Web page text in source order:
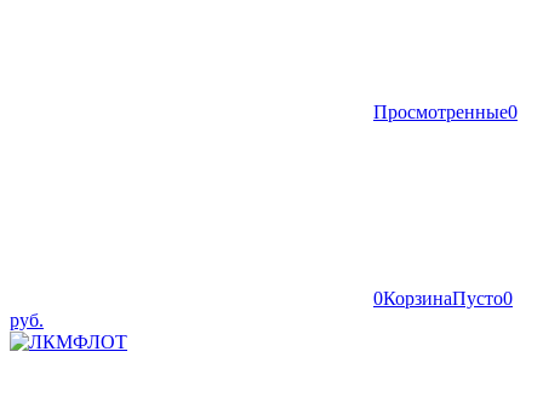
Просмотренные0
0КорзинаПусто0
руб.